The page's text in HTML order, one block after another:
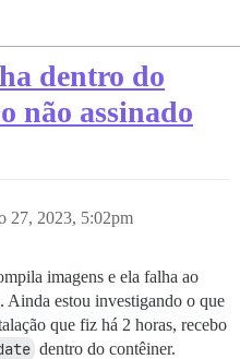
dentro do
não assinado
27, 2023, 5:02pm
imagens e ela falha ao
. Ainda estou investigando o que
que fiz há 2 horas, recebo
dentro do contêiner.